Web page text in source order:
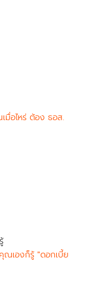
มื่อไหร่ ต้อง ธอส.
ณเองก็รู้ "ดอกเบี้ย